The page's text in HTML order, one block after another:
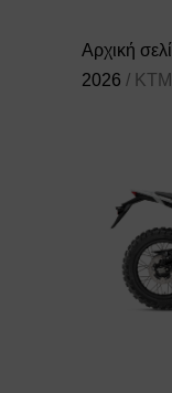
Αρχική
2026 /